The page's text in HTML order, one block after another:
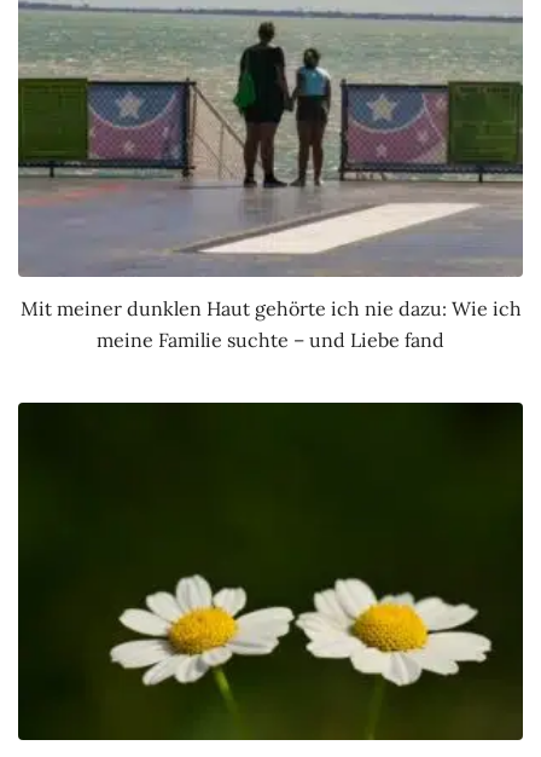
Mit meiner dunklen Haut gehörte ich nie dazu: Wie ich
meine Familie suchte – und Liebe fand